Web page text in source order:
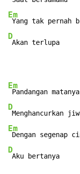
Em
D
Akan terlupa
Em
D
Em
D
Aku bertanya